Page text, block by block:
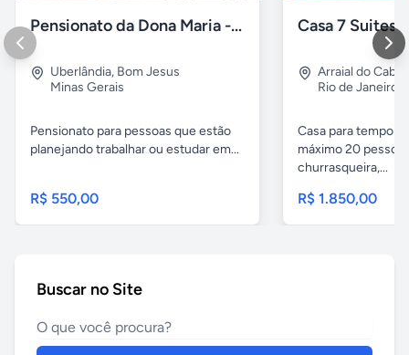
Pensionato da Dona Maria - Uberlândia/MG
Uberlândia, Bom Jesus
Minas Gerais
Pensionato para pessoas que estão
planejando trabalhar ou estudar em...
R$ 550,00
Arraial do Cabo
Rio de Janeiro
Casa para
máximo 20
churrasqueira,...
R$ 1.850,00
Buscar no Site